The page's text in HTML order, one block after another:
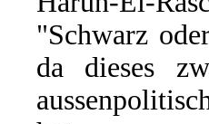
"Schwarz
da dieses